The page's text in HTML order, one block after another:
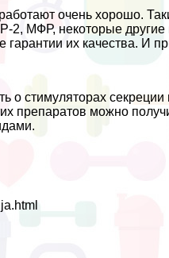
очень хорошо.
МФР, некоторые другие
гарантии их качества.
о стимуляторах
препаратов можно